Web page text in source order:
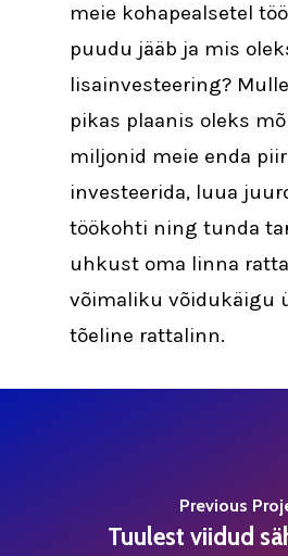
meie kohapealsetel
puudu jääb ja mis
lisainvesteering?
pikas plaanis oleks
miljonid meie enda
investeerida, luua
töökohti ning tunda
uhkust oma linna
võimaliku võidukäigu
tõeline rattalinn.
Previous
Tuulest viidud